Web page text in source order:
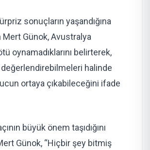
sonuçların yaşandığına
Günok, Avustralya
oynamadıklarını belirterek,
değerlendirebilmeleri halinde
ortaya çıkabileceğini ifade
büyük önem taşıdığını
Günok, “Hiçbir şey bitmiş